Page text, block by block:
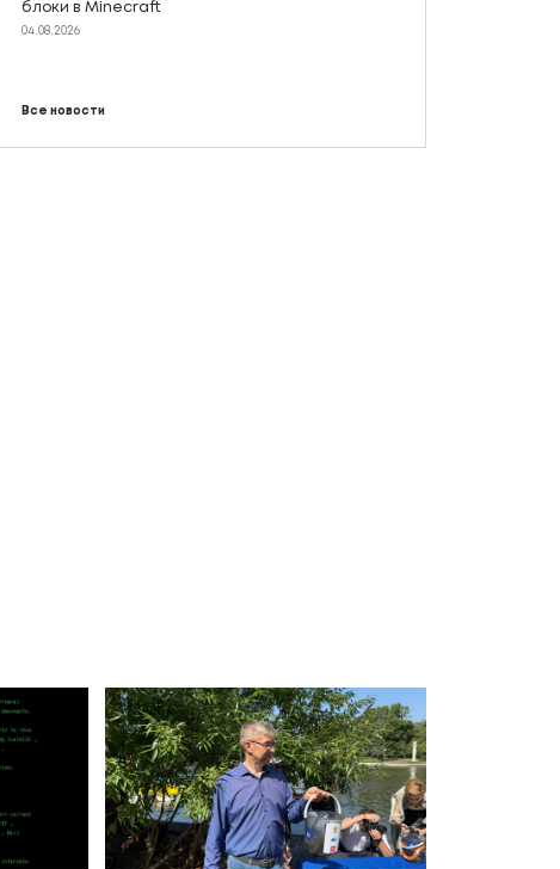
блоки в Minecraft
04.08.2026
Все новости